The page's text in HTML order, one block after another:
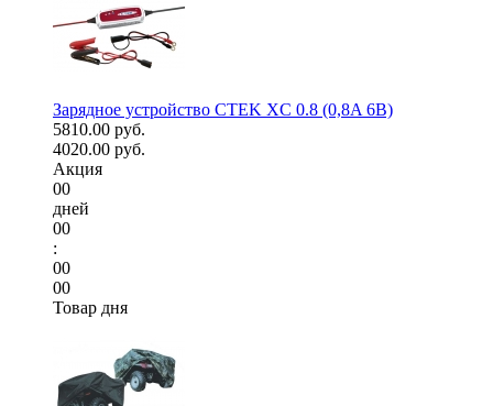
Зарядное устройство CTEK XC 0.8 (0,8A 6В)
5810.00 руб.
4020.00 руб.
Акция
00
дней
00
:
00
00
Товар дня